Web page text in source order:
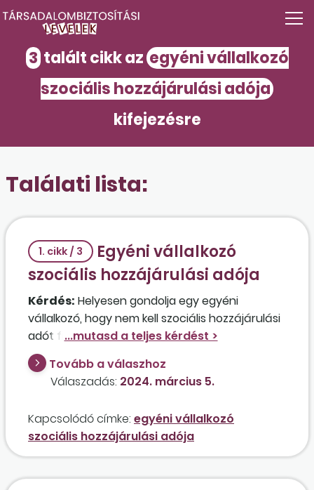
3talált cikk az egyéni vállalkozó
szociális hozzájárulási adója
kifejezésre
Találati lista:
1. cikk / 3
Egyéni vállalkozó
szociális hozzájárulási adója
Kérdés: Helyesen gondolja egy egyéni
vállalkozó, hogy nem kell szociális hozzájárulási
adót fizetnie, tekintettel arra, hogy a heti 40
órás munkaviszonyában évi 7,2 millió forintot,
azaz a minimálbér 24-szeresénél magasabb
összegű munkabért keres?
Tovább a válaszhoz
Válaszadás: 2024. március 5.
Kapcsolódó címke: egyéni vállalkozó
szociális hozzájárulási adója